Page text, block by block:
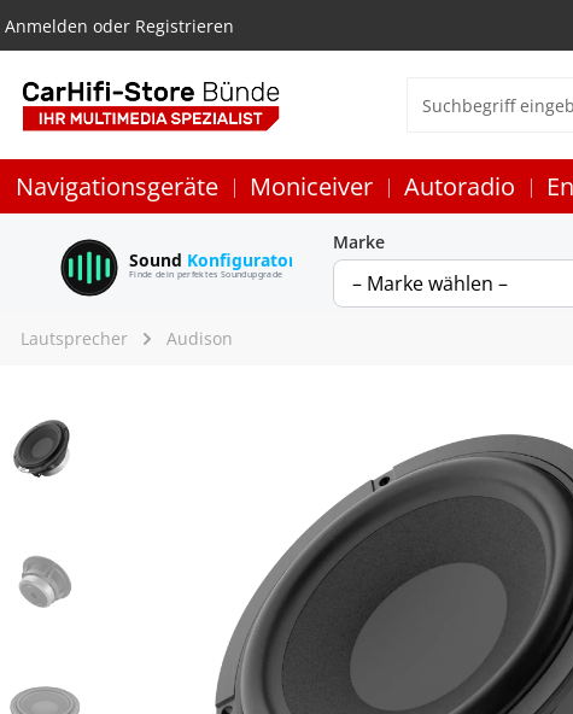
Anmelden oder Registrieren
Navigationsgeräte Moniceiver Autoradio
Sound Konfigurator
Finde dein perfektes Soundupgrade
Marke
Lautsprecher Audison